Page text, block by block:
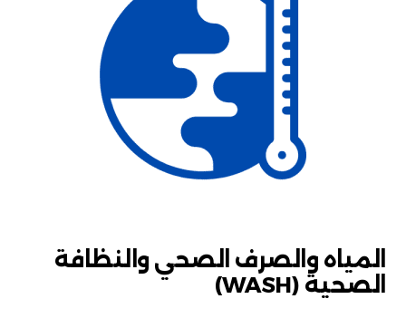
المياه والصرف الصحي والنظافة
الصحية (WASH)